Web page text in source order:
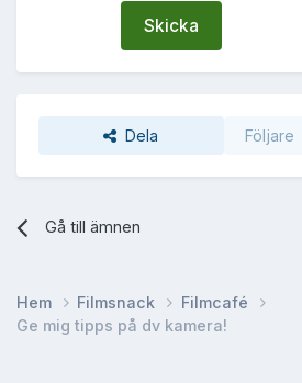
Skicka
Dela Följare
Gå till ämnen
Hem Filmsnack
Filmcafé
Ge mig tipps på dv kamera!